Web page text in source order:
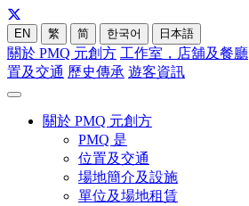
EN 繁 简 한국어 日本語
關於 PMQ 元創方 工作室，店舖及餐廳
置及交通 歷史傳承 遊客資訊
關於 PMQ 元創方
PMQ 是
位置及交通
場地簡介及設施
單位及場地租賃